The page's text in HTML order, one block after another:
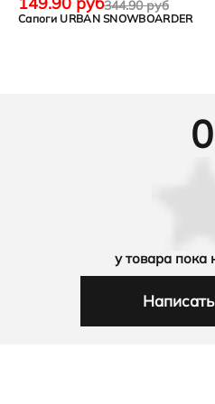
Сапоги URBAN SNOWBOARDER
344.90 руб
0
у товара пока